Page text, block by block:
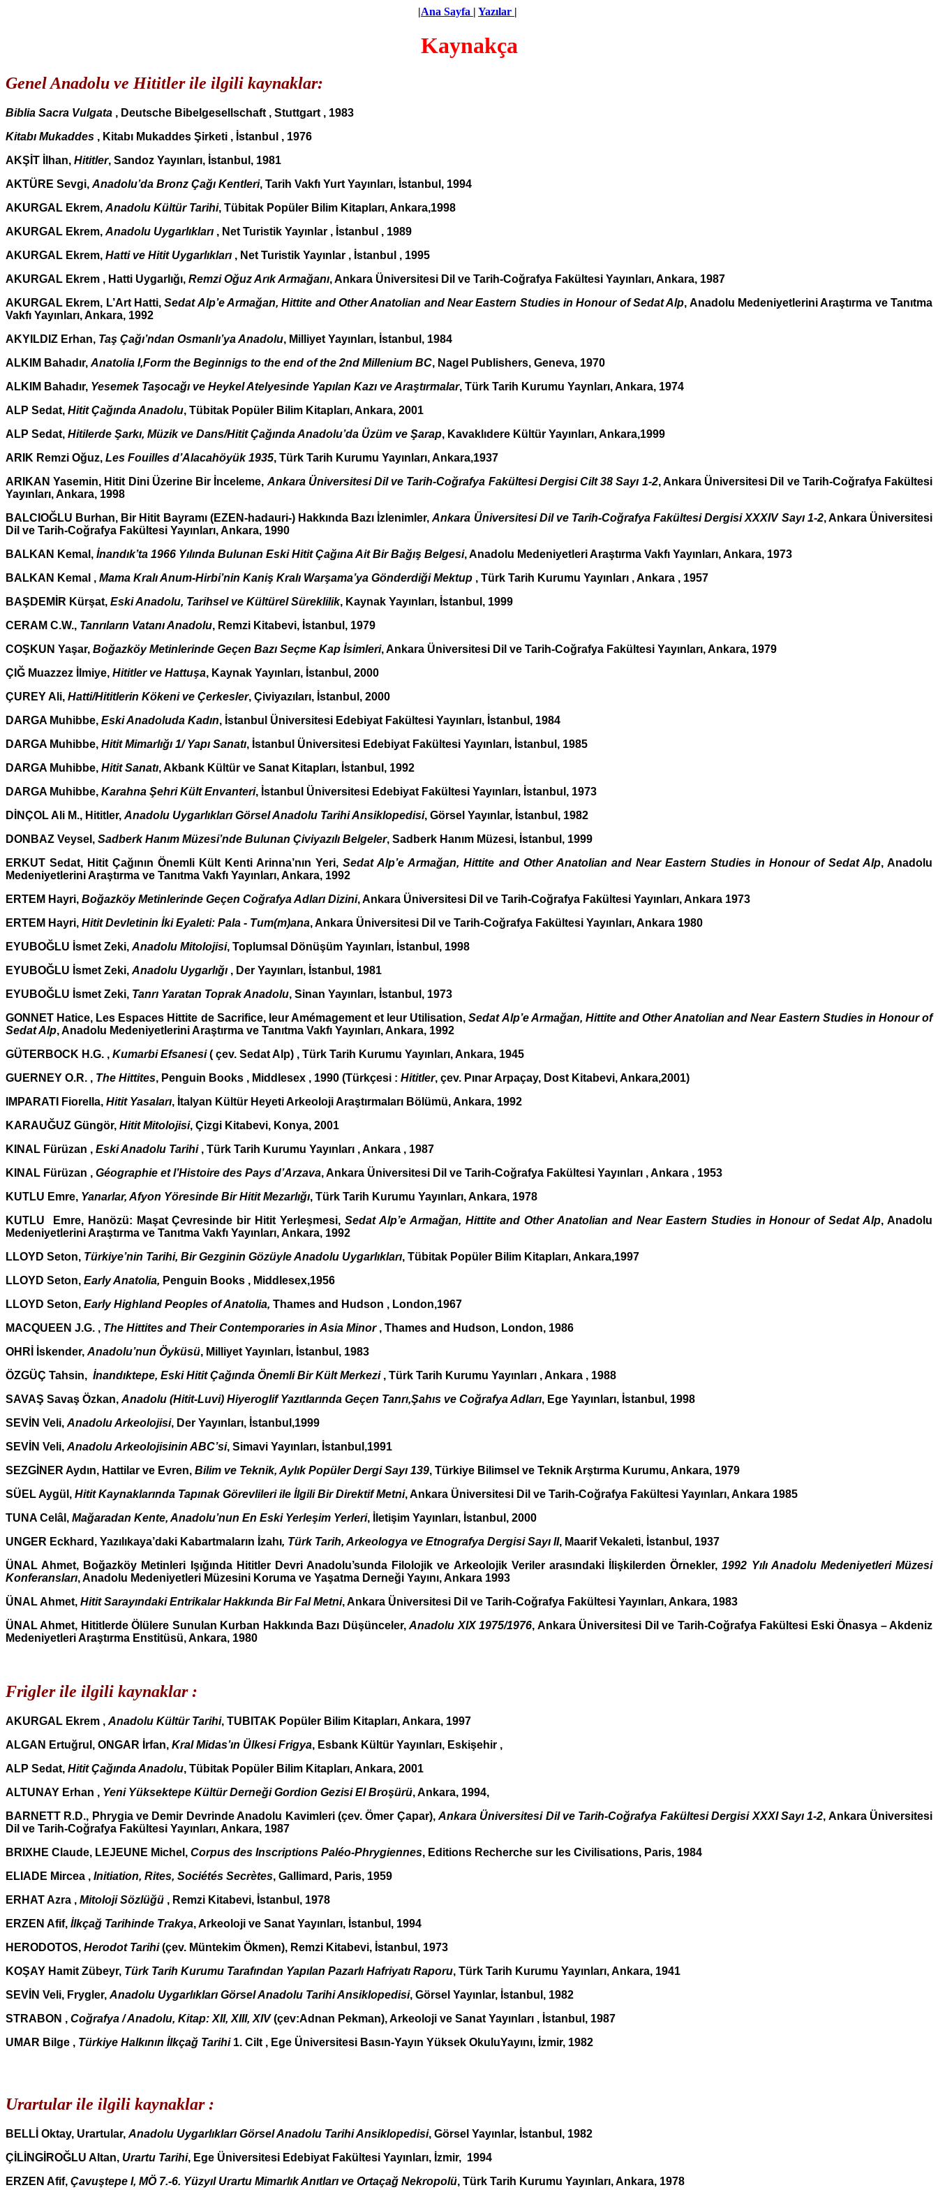
|Ana Sayfa | Yazılar |
Kaynakça
Genel Anadolu ve Hititler ile ilgili kaynaklar:
Biblia Sacra Vulgata , Deutsche Bibelgesellschaft , Stuttgart , 1983
Kitabı Mukaddes , Kitabı Mukaddes Şirketi , İstanbul , 1976
AKŞİT İlhan, Hititler, Sandoz Yayınları, İstanbul, 1981
AKTÜRE Sevgi, Anadolu’da Bronz Çağı Kentleri, Tarih Vakfı Yurt Yayınları, İstanbul, 1994
AKURGAL Ekrem, Anadolu Kültür Tarihi, Tübitak Popüler Bilim Kitapları, Ankara,1998
AKURGAL Ekrem, Anadolu Uygarlıkları , Net Turistik Yayınlar , İstanbul , 1989
AKURGAL Ekrem, Hatti ve Hitit Uygarlıkları , Net Turistik Yayınlar , İstanbul , 1995
AKURGAL Ekrem , Hatti Uygarlığı, Remzi Oğuz Arık Armağanı, Ankara Üniversitesi Dil ve Tarih-Coğrafya Fakültesi Yayınları, Ankara, 1987
AKURGAL Ekrem, L’Art Hatti,Sedat Alp’e Armağan, Hittite and Other Anatolian and Near Eastern Studies in Honour of Sedat Alp, Anadolu Medeniyetlerini Araştırma ve Tanıtma
Vakfı Yayınları, Ankara, 1992
AKYILDIZ Erhan, Taş Çağı’ndan Osmanlı’ya Anadolu, Milliyet Yayınları, İstanbul, 1984
ALKIM Bahadır, Anatolia I,Form the Beginnigs to the end of the 2nd Millenium BC, Nagel Publishers, Geneva, 1970
ALKIM Bahadır, Yesemek Taşocağı ve Heykel Atelyesinde Yapılan Kazı ve Araştırmalar, Türk Tarih Kurumu Yaynları, Ankara, 1974
ALP Sedat, Hitit Çağında Anadolu, Tübitak Popüler Bilim Kitapları, Ankara, 2001
ALP Sedat, Hitilerde Şarkı, Müzik ve Dans/Hitit Çağında Anadolu’da Üzüm ve Şarap, Kavaklıdere Kültür Yayınları, Ankara,1999
ARIK Remzi Oğuz, Les Fouilles d’Alacahöyük 1935, Türk Tarih Kurumu Yayınları, Ankara,1937
ARIKAN Yasemin, Hitit Dini Üzerine Bir İnceleme, Ankara Üniversitesi Dil ve Tarih-Coğrafya Fakültesi Dergisi Cilt 38 Sayı 1-2, Ankara Üniversitesi Dil ve Tarih-Coğrafya Fakültesi
Yayınları, Ankara, 1998
BALCIOĞLU Burhan, Bir Hitit Bayramı (EZEN-hadauri-) Hakkında Bazı İzlenimler,Ankara Üniversitesi Dil ve Tarih-Coğrafya Fakültesi Dergisi XXXIV Sayı 1-2, Ankara Üniversitesi
Dil ve Tarih-Coğrafya Fakültesi Yayınları, Ankara, 1990
BALKAN Kemal, İnandık’ta 1966 Yılında Bulunan Eski Hitit Çağına Ait Bir Bağış Belgesi, Anadolu Medeniyetleri Araştırma Vakfı Yayınları, Ankara, 1973
BALKAN Kemal , Mama Kralı Anum-Hirbi’nin Kaniş Kralı Warşama’ya Gönderdiği Mektup , Türk Tarih Kurumu Yayınları , Ankara , 1957
BAŞDEMİR Kürşat, Eski Anadolu, Tarihsel ve Kültürel Süreklilik, Kaynak Yayınları, İstanbul, 1999
CERAM C.W., Tanrıların Vatanı Anadolu, Remzi Kitabevi, İstanbul, 1979
COŞKUN Yaşar, Boğazköy Metinlerinde Geçen Bazı Seçme Kap İsimleri, Ankara Üniversitesi Dil ve Tarih-Coğrafya Fakültesi Yayınları, Ankara, 1979
ÇIĞ Muazzez İlmiye, Hititler ve Hattuşa, Kaynak Yayınları, İstanbul, 2000
ÇUREY Ali, Hatti/Hititlerin Kökeni ve Çerkesler, Çiviyazıları, İstanbul, 2000
DARGA Muhibbe, Eski Anadoluda Kadın, İstanbul Üniversitesi Edebiyat Fakültesi Yayınları, İstanbul, 1984
DARGA Muhibbe, Hitit Mimarlığı 1/ Yapı Sanatı, İstanbul Üniversitesi Edebiyat Fakültesi Yayınları, İstanbul, 1985
DARGA Muhibbe, Hitit Sanatı, Akbank Kültür ve Sanat Kitapları, İstanbul, 1992
DARGA Muhibbe, Karahna Şehri Kült Envanteri, İstanbul Üniversitesi Edebiyat Fakültesi Yayınları, İstanbul, 1973
DİNÇOL Ali M., Hititler, Anadolu Uygarlıkları Görsel Anadolu Tarihi Ansiklopedisi, Görsel Yayınlar, İstanbul, 1982
DONBAZ Veysel, Sadberk Hanım Müzesi’nde Bulunan Çiviyazılı Belgeler, Sadberk Hanım Müzesi, İstanbul, 1999
ERKUT Sedat, Hitit Çağının Önemli Kült Kenti Arinna’nın Yeri,Sedat Alp’e Armağan, Hittite and Other Anatolian and Near Eastern Studies in Honour of Sedat Alp, Anadolu
Medeniyetlerini Araştırma ve Tanıtma Vakfı Yayınları, Ankara, 1992
ERTEM Hayri, Boğazköy Metinlerinde Geçen Coğrafya Adları Dizini, Ankara Üniversitesi Dil ve Tarih-Coğrafya Fakültesi Yayınları, Ankara 1973
ERTEM Hayri, Hitit Devletinin İki Eyaleti: Pala - Tum(m)ana, Ankara Üniversitesi Dil ve Tarih-Coğrafya Fakültesi Yayınları, Ankara 1980
EYUBOĞLU İsmet Zeki, Anadolu Mitolojisi, Toplumsal Dönüşüm Yayınları, İstanbul, 1998
EYUBOĞLU İsmet Zeki, Anadolu Uygarlığı , Der Yayınları, İstanbul, 1981
EYUBOĞLU İsmet Zeki, Tanrı Yaratan Toprak Anadolu, Sinan Yayınları, İstanbul, 1973
GONNET Hatice, Les Espaces Hittite de Sacrifice, leur Amémagement et leur Utilisation,Sedat Alp’e Armağan, Hittite and Other Anatolian and Near Eastern Studies in Honour of
Sedat Alp, Anadolu Medeniyetlerini Araştırma ve Tanıtma Vakfı Yayınları, Ankara, 1992
GÜTERBOCK H.G. , Kumarbi Efsanesi( çev. Sedat Alp) , Türk Tarih Kurumu Yayınları, Ankara, 1945
GUERNEY O.R. , The Hittites, Penguin Books , Middlesex , 1990 (Türkçesi : Hititler, çev. Pınar Arpaçay, Dost Kitabevi, Ankara,2001)
IMPARATI Fiorella, Hitit Yasaları, İtalyan Kültür Heyeti Arkeoloji Araştırmaları Bölümü, Ankara, 1992
KARAUĞUZ Güngör, Hitit Mitolojisi, Çizgi Kitabevi, Konya, 2001
KINAL Fürüzan , Eski Anadolu Tarihi, Türk Tarih Kurumu Yayınları , Ankara , 1987
KINAL Fürüzan , Géographie et l’Histoire des Pays d’Arzava, Ankara Üniversitesi Dil ve Tarih-Coğrafya Fakültesi Yayınları , Ankara , 1953
KUTLU Emre, Yanarlar, Afyon Yöresinde Bir Hitit Mezarlığı, Türk Tarih Kurumu Yayınları, Ankara, 1978
KUTLU
Emre, Hanözü: Maşat Çevresinde bir Hitit Yerleşmesi, Sedat Alp’e Armağan, Hittite and Other Anatolian and Near Eastern Studies in Honour of Sedat Alp, Anadolu
Medeniyetlerini Araştırma ve Tanıtma Vakfı Yayınları, Ankara, 1992
LLOYD Seton, Türkiye’nin Tarihi, Bir Gezginin Gözüyle Anadolu Uygarlıkları, Tübitak Popüler Bilim Kitapları, Ankara,1997
LLOYD Seton, Early Anatolia, Penguin Books , Middlesex,1956
LLOYD Seton, Early Highland Peoples of Anatolia, Thames and Hudson , London,1967
MACQUEEN J.G. , The Hittites and Their Contemporaries in Asia Minor, Thames and Hudson, London, 1986
OHRİ İskender, Anadolu’nun Öyküsü, Milliyet Yayınları, İstanbul, 1983
ÖZGÜÇ Tahsin, İnandıktepe, Eski Hitit Çağında Önemli Bir Kült Merkezi , Türk Tarih Kurumu Yayınları , Ankara , 1988
SAVAŞ Savaş Özkan, Anadolu (Hitit-Luvi) Hiyeroglif Yazıtlarında Geçen Tanrı,Şahıs ve Coğrafya Adları, Ege Yayınları, İstanbul, 1998
SEVİN Veli, Anadolu Arkeolojisi, Der Yayınları, İstanbul,1999
SEVİN Veli, Anadolu Arkeolojisinin ABC’si, Simavi Yayınları, İstanbul,1991
SEZGİNER Aydın, Hattilar ve Evren, Bilim ve Teknik, Aylık Popüler Dergi Sayı 139, Türkiye Bilimsel ve Teknik Arştırma Kurumu, Ankara, 1979
SÜEL Aygül, Hitit Kaynaklarında Tapınak Görevlileri ile İlgili Bir Direktif Metni, Ankara Üniversitesi Dil ve Tarih-Coğrafya Fakültesi Yayınları, Ankara 1985
TUNA Celâl, Mağaradan Kente, Anadolu’nun En Eski Yerleşim Yerleri, İletişim Yayınları, İstanbul, 2000
UNGER Eckhard, Yazılıkaya’daki Kabartmaların İzahı, Türk Tarih, Arkeologya ve Etnografya Dergisi Sayı II, Maarif Vekaleti, İstanbul, 1937
ÜNAL Ahmet, Boğazköy Metinleri Işığında Hititler Devri Anadolu’sunda Filolojik ve Arkeolojik Veriler arasındaki İlişkilerden Örnekler,1992 Yılı Anadolu Medeniyetleri Müzesi
Konferansları, Anadolu Medeniyetleri Müzesini Koruma ve Yaşatma Derneği Yayını, Ankara 1993
ÜNAL Ahmet, Hitit Sarayındaki Entrikalar Hakkında Bir Fal Metni, Ankara Üniversitesi Dil ve Tarih-Coğrafya Fakültesi Yayınları, Ankara, 1983
ÜNAL Ahmet, Hititlerde Ölülere Sunulan Kurban Hakkında Bazı Düşünceler,Anadolu XIX 1975/1976, Ankara Üniversitesi Dil ve Tarih-Coğrafya Fakültesi Eski Önasya – Akdeniz
Medeniyetleri Araştırma Enstitüsü, Ankara, 1980
Frigler ile ilgili kaynaklar :
AKURGAL Ekrem , Anadolu Kültür Tarihi, TUBITAK Popüler Bilim Kitapları, Ankara, 1997
ALGAN Ertuğrul, ONGAR İrfan, Kral Midas’ın Ülkesi Frigya, Esbank Kültür Yayınları, Eskişehir ,
ALP Sedat, Hitit Çağında Anadolu, Tübitak Popüler Bilim Kitapları, Ankara, 2001
ALTUNAY Erhan , Yeni Yüksektepe Kültür Derneği Gordion Gezisi El Broşürü, Ankara, 1994,
BARNETT R.D., Phrygia ve Demir Devrinde Anadolu Kavimleri (çev. Ömer Çapar), Ankara Üniversitesi Dil ve Tarih-Coğrafya Fakültesi Dergisi XXXI Sayı 1-2, Ankara Üniversitesi
Dil ve Tarih-Coğrafya Fakültesi Yayınları, Ankara, 1987
BRIXHE Claude, LEJEUNE Michel, Corpus des Inscriptions Paléo-Phrygiennes, Editions Recherche sur les Civilisations, Paris, 1984
ELIADE Mircea , Initiation, Rites, Sociétés Secrètes, Gallimard, Paris, 1959
ERHAT Azra , Mitoloji Sözlüğü , Remzi Kitabevi, İstanbul, 1978
ERZEN Afif, İlkçağ Tarihinde Trakya, Arkeoloji ve Sanat Yayınları, İstanbul, 1994
HERODOTOS, Herodot Tarihi(çev. Müntekim Ökmen), Remzi Kitabevi, İstanbul, 1973
KOŞAY Hamit Zübeyr, Türk Tarih Kurumu Tarafından Yapılan Pazarlı Hafriyatı Raporu, Türk Tarih Kurumu Yayınları, Ankara, 1941
SEVİN Veli, Frygler, Anadolu Uygarlıkları Görsel Anadolu Tarihi Ansiklopedisi, Görsel Yayınlar, İstanbul, 1982
STRABON , Coğrafya / Anadolu, Kitap: XII, XIII, XIV(çev:Adnan Pekman), Arkeoloji ve Sanat Yayınları , İstanbul, 1987
UMAR Bilge , Türkiye Halkının İlkçağ Tarihi 1. Cilt , Ege Üniversitesi Basın-Yayın Yüksek OkuluYayını, İzmir, 1982
Urartular ile ilgili kaynaklar :
BELLİ Oktay, Urartular, Anadolu Uygarlıkları Görsel Anadolu Tarihi Ansiklopedisi, Görsel Yayınlar, İstanbul, 1982
ÇİLİNGİROĞLU Altan, Urartu Tarihi, Ege Üniversitesi Edebiyat Fakültesi Yayınları, İzmir, 1994
ERZEN Afif, Çavuştepe I, MÖ 7.-6. Yüzyıl Urartu Mimarlık Anıtları ve Ortaçağ Nekropolü, Türk Tarih Kurumu Yayınları, Ankara, 1978